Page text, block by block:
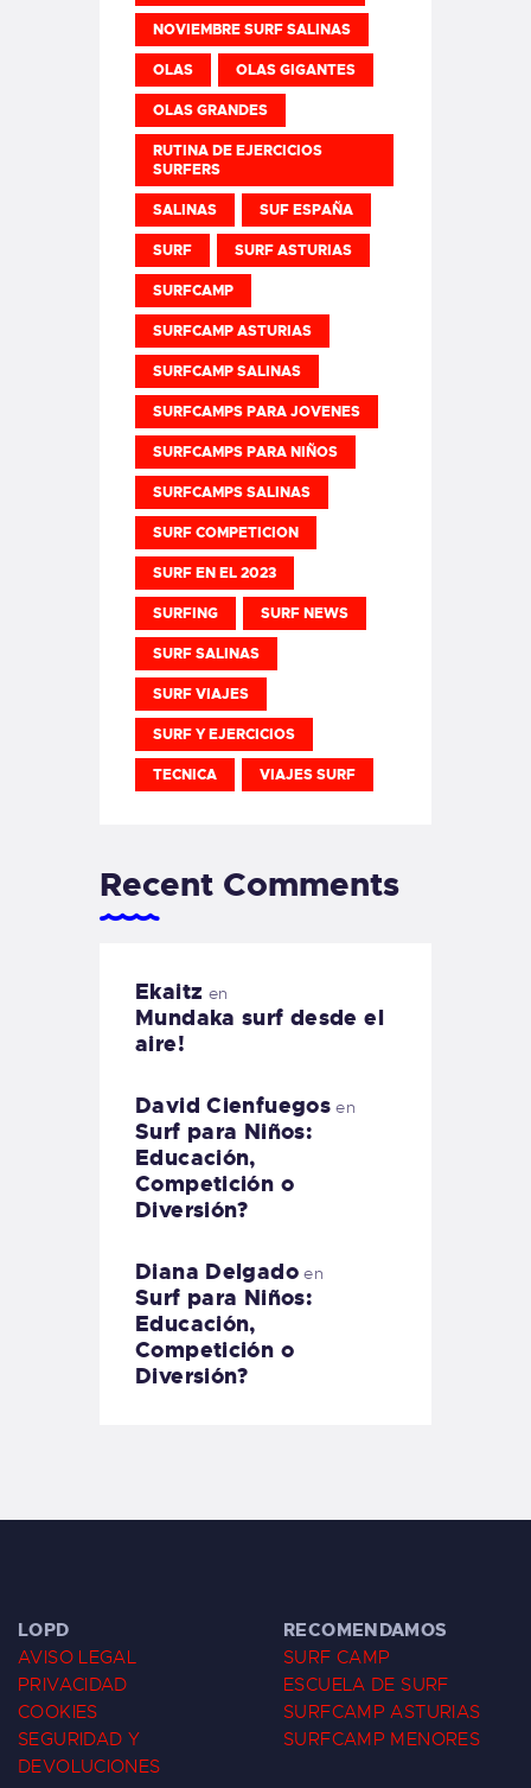
NOVIEMBRE SURF SALINAS
OLAS OLAS GIGANTES
OLAS GRANDES
RUTINA DE EJERCICIOS
SURFERS
SALINAS SUF ESPAÑA
SURF SURF ASTURIAS
SURFCAMP
SURFCAMP ASTURIAS
SURFCAMP SALINAS
SURFCAMPS PARA JOVENES
SURFCAMPS PARA NIÑOS
SURFCAMPS SALINAS
SURF COMPETICION
SURF EN EL 2023
SURFING SURF NEWS
SURF SALINAS
SURF VIAJES
SURF Y EJERCICIOS
TECNICA VIAJES SURF
Recent Comments
Ekaitz en
Mundaka surf desde el
aire!
David Cienfuegos en
Surf para Niños:
Educación,
Competición o
Diversión?
Diana Delgadoen
Surf para Niños:
Educación,
Competición o
Diversión?
LOPD
AVISO LEGAL
PRIVACIDAD
COOKIES
SEGURIDAD Y
DEVOLUCIONES
RECOMENDAMOS
SURF CAMP
ESCUELA DE SURF
SURFCAMP ASTURIAS
SURFCAMP MENORES